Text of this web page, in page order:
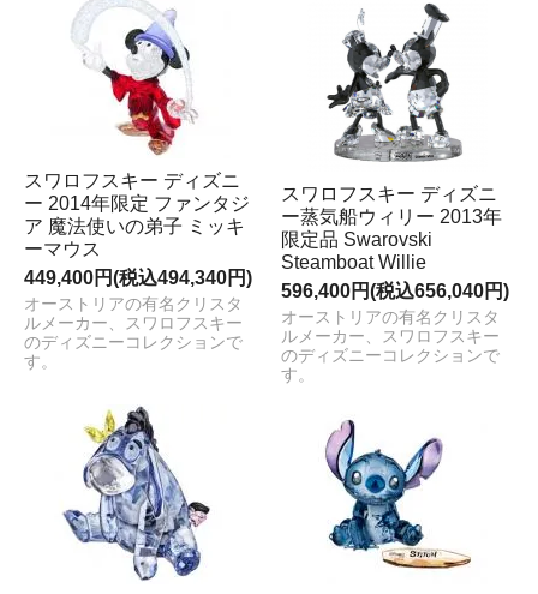
スワロフスキー ディズニ
ー 2014年限定 ファンタジ
ア 魔法使いの弟子 ミッキ
ーマウス
449,400円(税込494,340円)
オーストリアの有名クリスタ
ルメーカー、スワロフスキー
のディズニーコレクションで
す。
スワロフスキー ディズニ
ー蒸気船ウィリー 2013年
限定品 Swarovski
Steamboat Willie
596,400円(税込656,040円)
オーストリアの有名クリスタ
ルメーカー、スワロフスキー
のディズニーコレクションで
す。